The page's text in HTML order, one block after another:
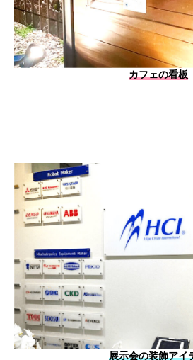
カフェの看板
展示会の装飾アイ